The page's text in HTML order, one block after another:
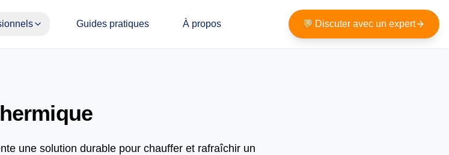
Guides pratiques À propos 💬 Discuter avec un expert
une solution durable pour chauffer et rafraîchir un